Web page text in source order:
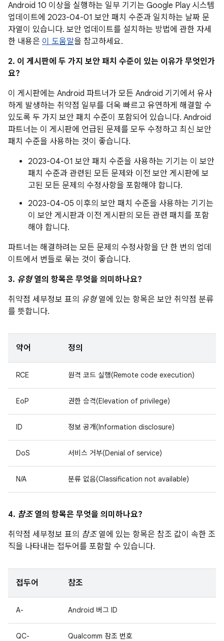
Android 10 이상을 실행하는 일부 기기는 Google Play 시스템
업데이트에 2023-04-01 보안 패치 수준과 일치하는 날짜 문
자열이 있습니다. 보안 업데이트를 설치하는 방법에 관한 자세
한 내용은 이 도움말을 참고하세요.
2. 이 게시판에 두 가지 보안 패치 수준이 있는 이유가 무엇인가
요?
이 게시판에는 Android 파트너가 모든 Android 기기에서 유사
하게 발생하는 취약점 일부를 더욱 빠르고 유연하게 해결할 수
있도록 두 가지 보안 패치 수준이 포함되어 있습니다. Android
파트너는 이 게시판에 언급된 문제를 모두 수정하고 최신 보안
패치 수준을 사용하는 것이 좋습니다.
2023-04-01 보안 패치 수준을 사용하는 기기는 이 보안
패치 수준과 관련된 모든 문제와 이전 보안 게시판에 보
고된 모든 문제의 수정사항을 포함해야 합니다.
2023-04-05 이후의 보안 패치 수준을 사용하는 기기는
이 보안 게시판과 이전 게시판의 모든 관련 패치를 포함
해야 합니다.
파트너는 해결하려는 모든 문제의 수정사항을 단 한 번의 업데
이트에서 번들로 묶는 것이 좋습니다.
3. 유형열의 항목은 무엇을 의미하나요?
취약점 세부정보 표의 유형열에 있는 항목은 보안 취약점 분류
를 뜻합니다.
약어 정의
RCE 원격 코드 실행(Remote code execution)
EoP 권한 승격(Elevation of privilege)
ID 정보 공개(Information disclosure)
DoS 서비스 거부(Denial of service)
N/A 분류 없음(Classification not available)
4. 참조열의 항목은 무엇을 의미하나요?
취약점 세부정보 표의 참조열에 있는 항목은 참조 값이 속한 조
직을 나타내는 접두어를 포함할 수 있습니다.
접두어 참조
A- Android 버그 ID
QC- Qualcomm 참조 번호